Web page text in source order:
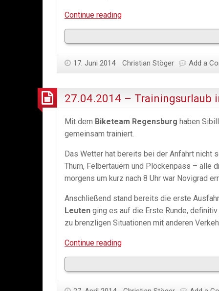
Continue readingBilder
Fuschl
17. Juni 2014 Christian Stöger Add a
27.04.2014 – Trainingsurlaub
Mit dem Biketeam Regensburg haben
gemeinsam trainiert.
Das Wetter hat bereits bei der Anfahrt nicht
Thurn, Felbertauern und Plöckenpass – alle
morgens um kurz nach 8 Uhr war Novigrad
Anschließend stand bereits die erste
Leuten ging es auf die Erste Runde,
zu brenzligen Situationen mit anderen
Continue reading27.04.2014
–